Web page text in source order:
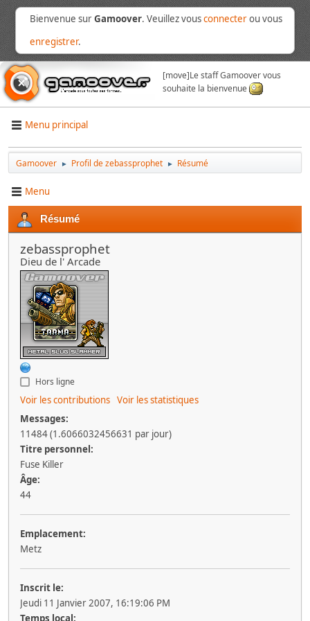
Bienvenue surGamoover. Veuillez vousconnecterou vous
enregistrer.
[move]Le staff Gamoover vous
souhaite la bienvenue
Menu principal
Gamoover ► Profil de zebassprophet ► Résumé
Menu
Résumé
zebassprophet
Dieu de l' Arcade
Hors ligne
Voir les contributions Voir les statistiques
Messages:
11484 (1.6066032456631 par jour)
Titre personnel:
Fuse Killer
Âge:
44
Emplacement:
Metz
Inscrit le:
Jeudi 11 Janvier 2007, 16:19:06 PM
Temps local: